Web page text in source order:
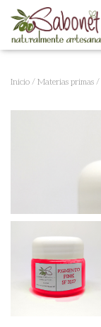
Inicio / Materias primas /